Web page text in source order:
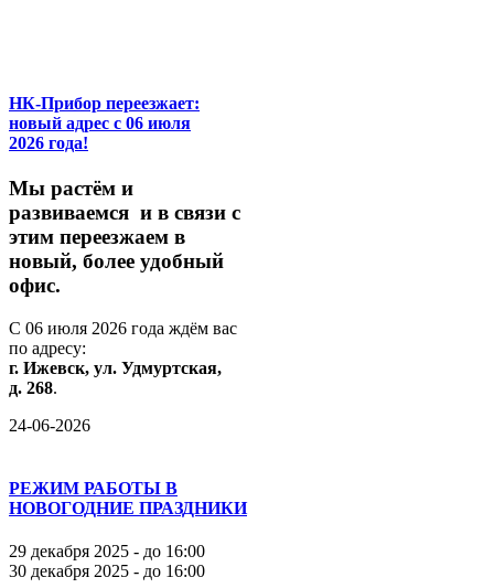
НК-Прибор переезжает:
новый адрес с 06 июля
2026 года!
Мы растём и
развиваемся и в связи с
этим переезжаем в
новый, более удобный
офис.
С 06 июля 2026 года ждём вас
по адресу:
г. Ижевск, ул. Удмуртская,
д. 268.
24-06-2026
РЕЖИМ РАБОТЫ В
НОВОГОДНИЕ ПРАЗДНИКИ
29 декабря 2025 - до 16:00
30 декабря 2025 - до 16:00